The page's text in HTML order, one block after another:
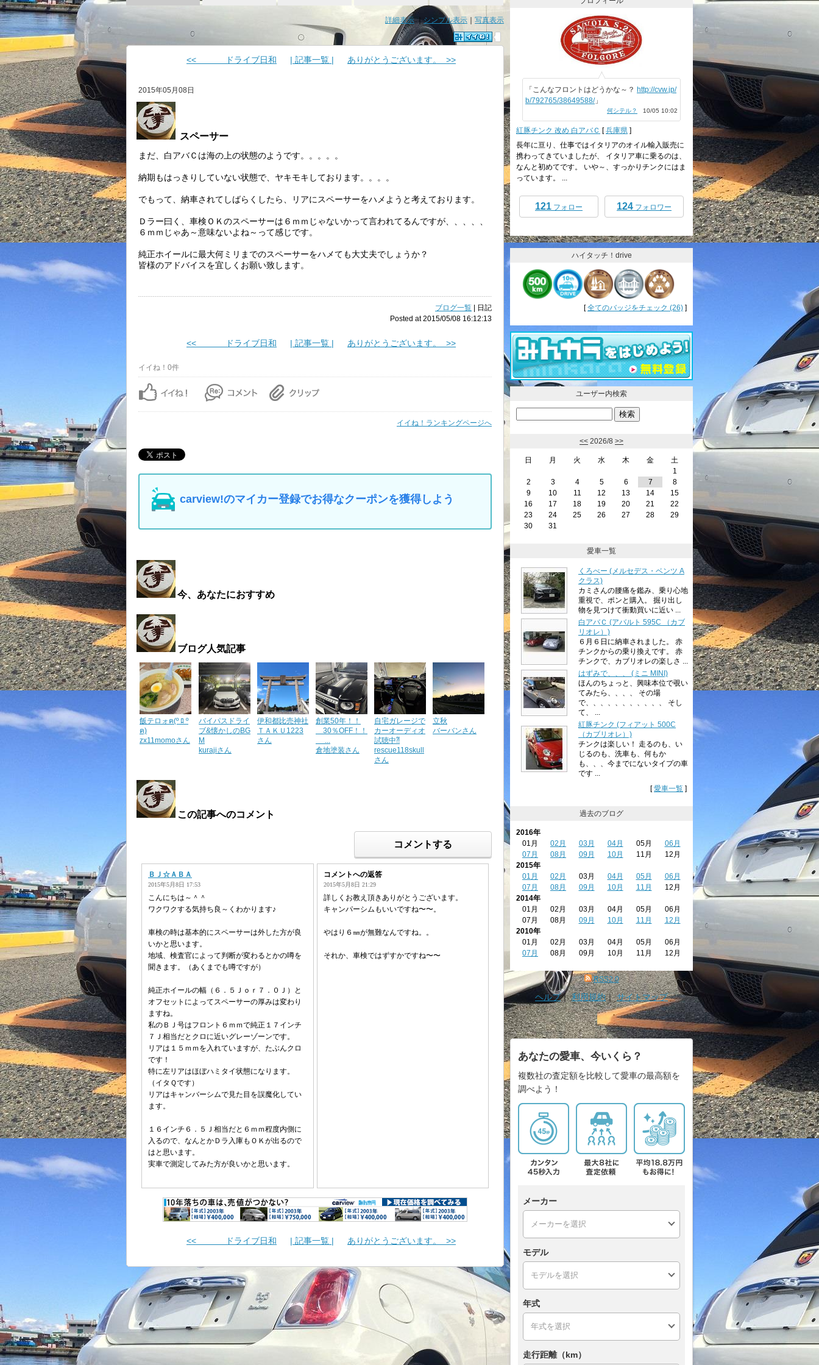
詳細表示｜ シンプル表示 写真表示
<< ドライブ日和 | 記事一覧 | ありがとうございます。 >>
2015年05月08日
スペーサー
まだ、白アバＣは海の上の状態のようです。。。。。
納期もはっきりしていない状態で、ヤキモキしております。。。。
でもって、納車されてしばらくしたら、リアにスペーサーをハメようと考えております。
Ｄラー曰く、車検ＯＫのスペーサーは６ｍｍじゃないかって言われてるんですが、、、、、
６ｍｍじゃあ～意味ないよね～って感じです。
純正ホイールに最大何ミリまでのスペーサーをハメても大丈夫でしょうか？
皆様のアドバイスを宜しくお願い致します。
ブログ一覧 | 日記
Posted at 2015/05/08 16:12:13
<< ドライブ日和 | 記事一覧 | ありがとうございます。 >>
イイね！0件
イイね！ランキングページへ
carview!のマイカー登録でお得なクーポンを獲得しよう
今、あなたにおすすめ
ブログ人気記事
飯テロォฅ(º ﾛ º
ฅ)
zx11momoさん
バイパスドライ
ブ&懐かしのBG
M
kurajiさん
伊和都比売神社
ＴＡＫＵ1223
さん
創業50年！！
30％OFF！！
倉地塗装さん
自宅ガレージで
カーオーディオ
試聴中⁈
rescue118skull
さん
立秋
バーバンさん
この記事へのコメント
コメントする
ＢＪ☆ＡＢＡ
2015年5月8日 17:53
こんにちは～＾＾
ワクワクする気持ち良～くわかります♪
車検の時は基本的にスペーサーは外した方が良
いかと思います。
地域、検査官によって判断が変わるとかの噂を
聞きます。（あくまでも噂ですが）
純正ホイールの幅（６．５Ｊｏｒ７．０Ｊ）と
オフセットによってスペーサーの厚みは変わり
ますね。
私のＢＪ号はフロント６ｍｍで純正１７インチ
７Ｊ相当だとクロに近いグレーゾーンです。
リアは１５ｍｍを入れていますが、たぶんクロ
です！
特に左リアはほぼハミタイ状態になります。
（イタＱです）
リアはキャンバーシムで見た目を誤魔化してい
ます。
１６インチ６．５Ｊ相当だと６ｍｍ程度内側に
入るので、なんとかＤラ入庫もＯＫが出るので
はと思います。
実車で測定してみた方が良いかと思います。
コメントへの返答
2015年5月8日 21:29
詳しくお教え頂きありがとうございます。
キャンパーシムもいいですね〜〜。
やはり６㎜が無難なんですね。。
それか、車検ではずすかですね〜〜
<< ドライブ日和 | 記事一覧 | ありがとうございます。 >>
「こんなフロントはどうかな～？ http://cvw.jp/
b/792765/38649588/」
何シテル？ 10/05 10:02
紅豚チンク 改め 白アバＣ [兵庫県 ]
長年に亘り、仕事ではイタリアのオイル輸入販売に
携わってきていましたが、 イタリア車に乗るのは、
なんと初めてです。 いや～、すっかりチンクにはま
っています。 ...
121 フォロー 124 フォロワー
ハイタッチ！drive
[全てのバッジをチェック (26) ]
ユーザー内検索
<< 2026/8 >>
日 月 火 水 木 金
土
1
2
3 4 5 6 7
8
9
10 11 12 13 14
15
16
17 18 19 20 21
22
23
24 25 26 27 28
29
30
31
愛車一覧
くろべー (メルセデス・ベンツ A
クラス)
カミさんの腰痛を鑑み、乗り心地
重視で、ポンと購入。 掘り出し
物を見つけて衝動買いに近い ...
白アバＣ (アバルト 595C （カブ
リオレ）)
６月６日に納車されました。 赤
チンクからの乗り換えです。 赤
チンクで、カブリオレの楽しさ ...
はずみで、、、 (ミニ MINI)
ほんのちょっと、興味本位で覗い
てみたら、、、、 その場
で、、、、、、、、、、、 そし
て、 ...
紅豚チンク (フィアット 500C
（カブリオレ）)
チンクは楽しい！ 走るのも、い
じるのも、洗車も、何もか
も、、、今までにないタイプの車
です ...
[愛車一覧 ]
過去のブログ
2016年
01月
02月 03月 04月 05月
06月
07月
08月 09月 10月 11月
12月
2015年
01月
02月 03月 04月 05月
06月
07月
08月 09月 10月 11月
12月
2014年
01月
02月 03月 04月 05月
06月
07月
08月 09月 10月 11月
12月
2010年
01月
02月 03月 04月 05月
06月
07月
08月 09月 10月 11月 12月
RSS2.0
ヘルプ｜利用規約｜サイトマップ
あなたの愛車、今いくら？
複数社の査定額を比較して愛車の最高額を
調べよう！
メーカー
モデル
年式
走行距離（km）